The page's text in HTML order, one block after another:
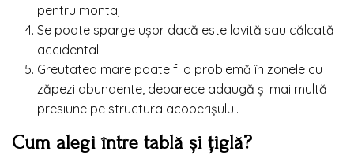
pentru montaj.
Se poate sparge ușor dacă este lovită sau călcată
accidental.
Greutatea mare poate fi o problemă în zonele cu
zăpezi abundente, deoarece adaugă și mai multă
presiune pe structura acoperișului.
Cum alegi între tablă și țiglă?